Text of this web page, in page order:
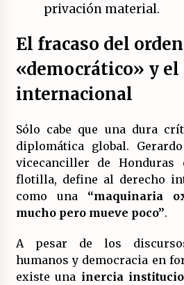
privación material.
El fracaso del orden
«democrático» y el
internacional
Sólo cabe que una dura
diplomática global.
vicecanciller de
flotilla, define al derecho
como una “maquinaria
mucho pero mueve poco”.
A pesar de los
humanos y democracia en
existe una inercia